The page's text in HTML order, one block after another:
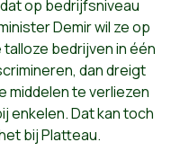
op bedrijfsniveau
Demir wil ze op
bedrijven in één
dan dreigt
middelen te verliezen
enkelen. Dat kan toch
bij Platteau.